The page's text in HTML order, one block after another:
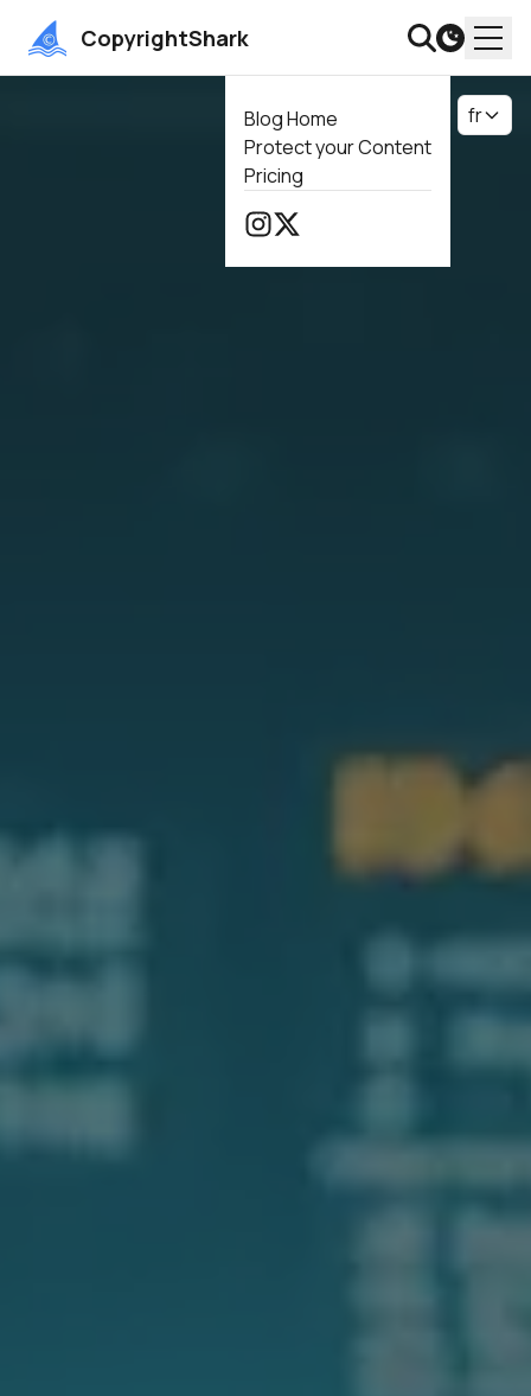
CopyrightShark
Blog Home
Protect your Content
Pricing
fr